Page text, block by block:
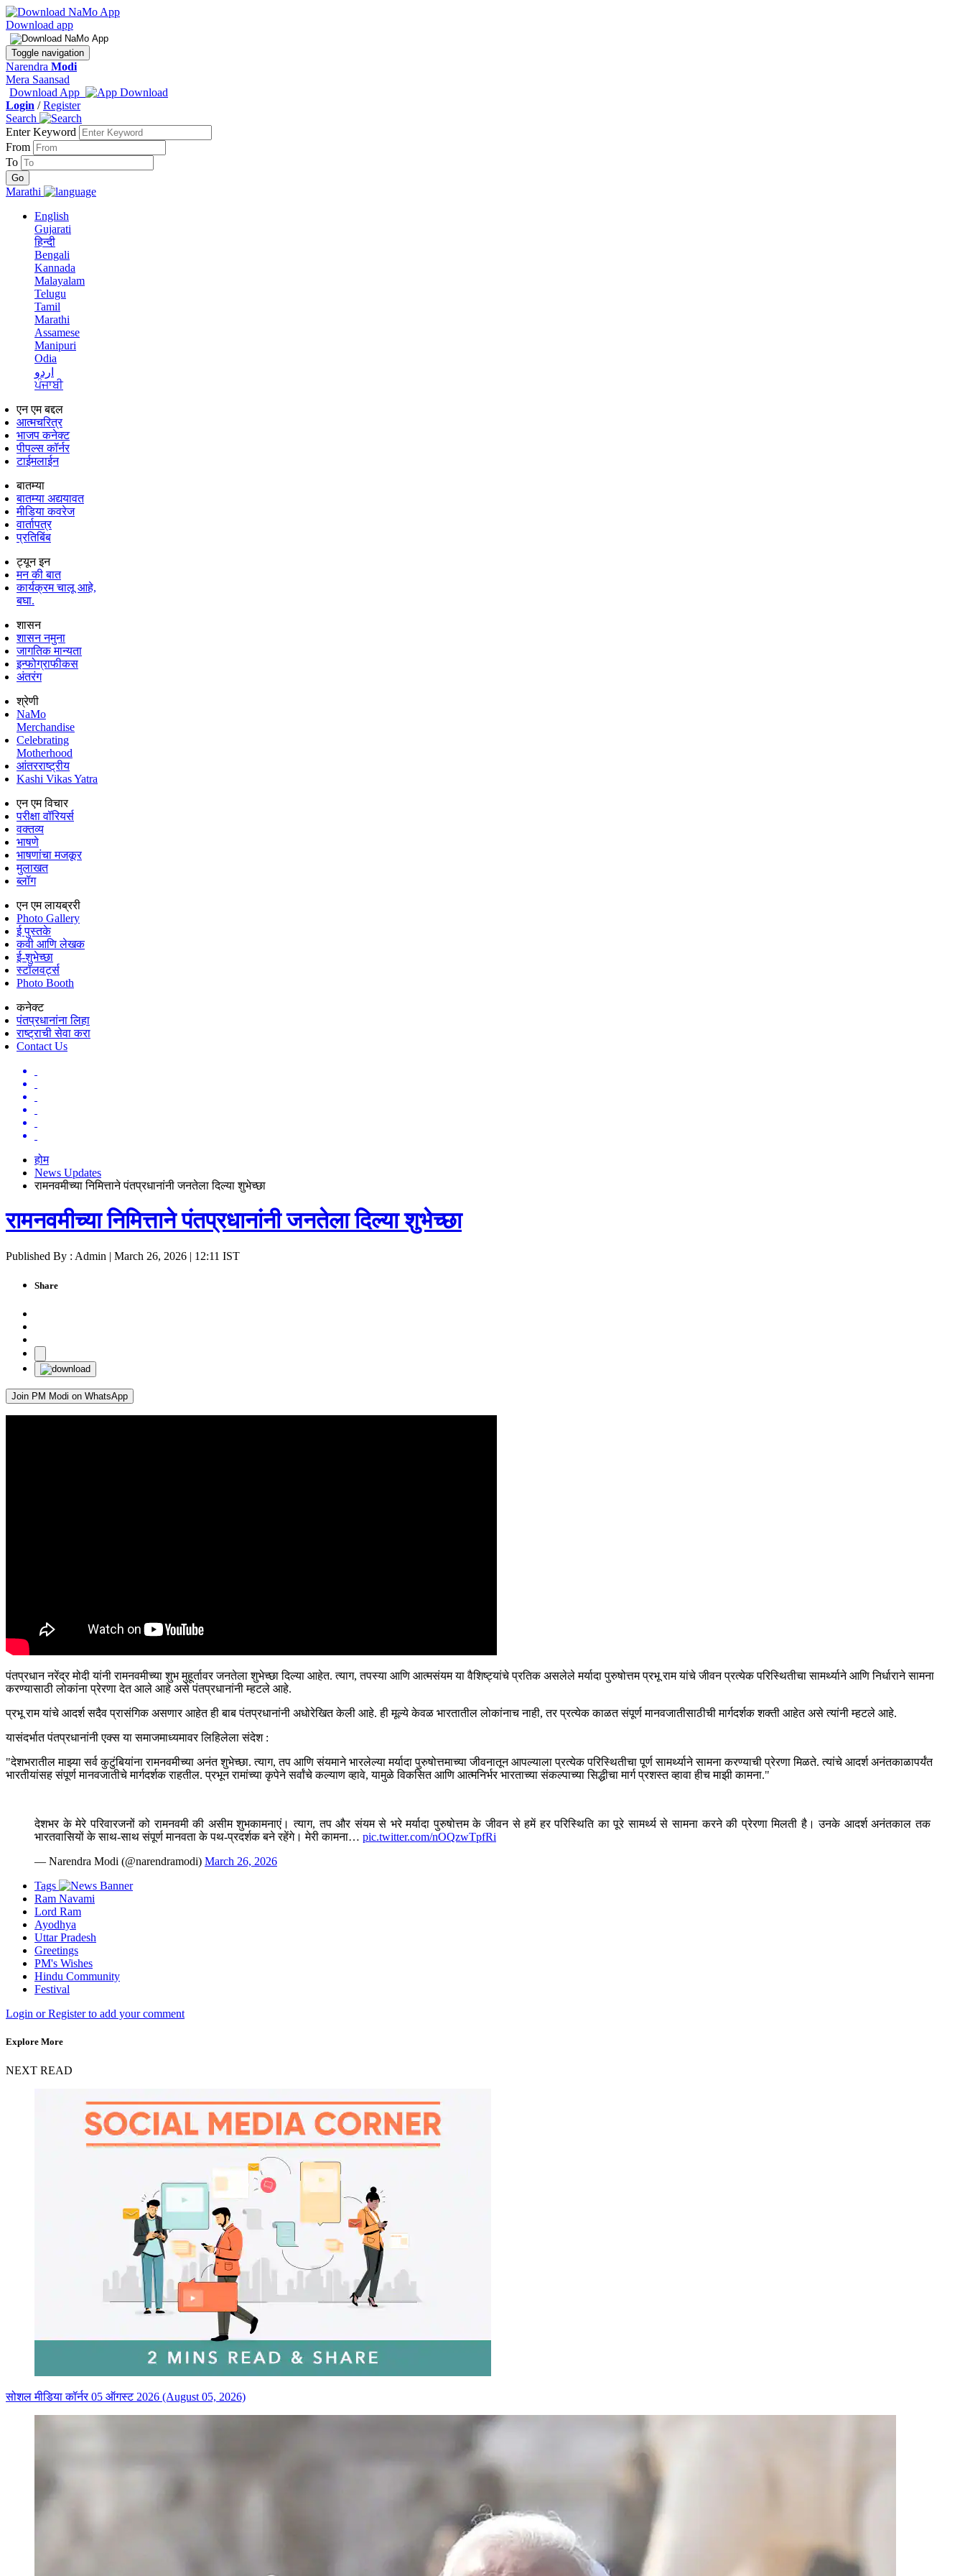
Download app
Toggle navigation
Narendra Modi
Mera Saansad
Download App
Login /Register
Search
Enter Keyword
From
To
Marathi
English
Gujarati
हिन्दी
Bengali
Kannada
Malayalam
Telugu
Tamil
Marathi
Assamese
Manipuri
Odia
اردو
ਪੰਜਾਬੀ
एन एम बद्दल
आत्मचरित्र
भाजप कनेक्ट
पीपल्स कॉर्नर
टाईमलाईन
बातम्या
बातम्या अद्ययावत
मीडिया कवरेज
वार्तापत्र
प्रतिबिंब
ट्यून इन
मन की बात
कार्यक्रम चालू आहे,
बघा.
शासन
शासन नमुना
जागतिक मान्यता
इन्फोग्राफीकस
अंतरंग
श्रेणी
NaMo
Merchandise
Celebrating
Motherhood
आंतरराष्ट्रीय
Kashi Vikas Yatra
एन एम विचार
परीक्षा वॉरियर्स
वक्तव्य
भाषणे
भाषणांचा मजकूर
मुलाखत
ब्लॉग
एन एम लायब्ररी
Photo Gallery
ई पुस्तके
कवी आणि लेखक
ई-शुभेच्छा
स्टॉलवर्ट्स
Photo Booth
कनेक्ट
पंतप्रधानांना लिहा
राष्ट्राची सेवा करा
Contact Us
होम
News Updates
रामनवमीच्या निमित्ताने पंतप्रधानांनी जनतेला दिल्या शुभेच्छा
रामनवमीच्या निमित्ताने पंतप्रधानांनी जनतेला दिल्या शुभेच्छा
Published By : Admin | March 26, 2026 | 12:11 IST
Share
Join PM Modi on WhatsApp
पंतप्रधान नरेंद्र मोदी यांनी रामनवमीच्या शुभ मुहूर्तावर जनतेला शुभेच्छा दिल्या आहेत. त्याग, तपस्या आणि आत्मसंयम या वैशिष्ट्यांचे प्रतिक असलेले मर्यादा पुरुषोत्तम प्रभू राम यांचे जीवन प्रत्येक परिस्थितीचा सामर्थ्याने आणि निर्धाराने सामना
करण्यासाठी लोकांना प्रेरणा देत आले आहे असे पंतप्रधानांनी म्हटले आहे.
प्रभू राम यांचे आदर्श सदैव प्रासंगिक असणार आहेत ही बाब पंतप्रधानांनी अधोरेखित केली आहे. ही मूल्ये केवळ भारतातील लोकांनाच नाही, तर प्रत्येक काळत संपूर्ण मानवजातीसाठीची मार्गदर्शक शक्ती आहेत असे त्यांनी म्हटले आहे.
यासंदर्भात पंतप्रधानांनी एक्स या समाजमाध्यमावर लिहिलेला संदेश :
"देशभरातील माझ्या सर्व कुटुंबियांना रामनवमीच्या अनंत शुभेच्छा. त्याग, तप आणि संयमाने भारलेल्या मर्यादा पुरुषोत्तमाच्या जीवनातून आपल्याला प्रत्येक परिस्थितीचा पूर्ण सामर्थ्याने सामना करण्याची प्रेरणा मिळते. त्यांचे आदर्श अनंतकाळापर्यंत
भारतीयांसह संपूर्ण मानवजातीचे मार्गदर्शक राहतील. प्रभून रामांच्या कृपेने सर्वांचे कल्याण व्हावे, यामुळे विकसित आणि आत्मनिर्भर भारताच्या संकल्पाच्या सिद्धीचा मार्ग प्रशस्त व्हावा हीच माझी कामना."
देशभर के मेरे परिवारजनों को रामनवमी की असीम शुभकामनाएं। त्याग, तप और संयम से भरे मर्यादा पुरुषोत्तम के जीवन से हमें हर परिस्थिति का पूरे सामर्थ्य से सामना करने की प्रेरणा मिलती है। उनके आदर्श अनंतकाल तक
भारतवासियों के साथ-साथ संपूर्ण मानवता के पथ-प्रदर्शक बने रहेंगे। मेरी कामना… pic.twitter.com/nOQzwTpfRi
— Narendra Modi (@narendramodi) March 26, 2026
Tags
Ram Navami
Lord Ram
Ayodhya
Uttar Pradesh
Greetings
PM's Wishes
Hindu Community
Festival
Login or Register to add your comment
Explore More
NEXT READ
सोशल मीडिया कॉर्नर 05 ऑगस्ट 2026 (August 05, 2026)